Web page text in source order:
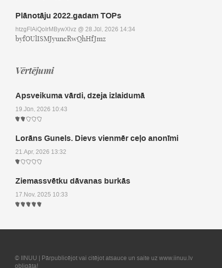
Plānotāju 2022.gadam TOPs
htzgFIAiQoIrMBywXlvz @ 28.Jūl, 2026 14:34
byfOUlISMJyuncRwQhHfJmz
Vērtējumi
Apsveikuma vārdi, dzeja izlaidumā
19.Jūn, 2026 10:43
Lorāns Gunels. Dievs vienmēr ceļo anonīmi
21.Apr, 2026 13:32
Ziemassvētku dāvanas burkās
17.Nov, 2025 10:33
© IINUU | Pārpublicējot vai citējot atsauce un saite uz www.iinuu.lv
obligāta!